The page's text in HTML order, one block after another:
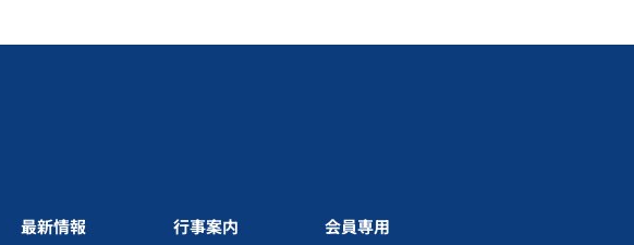
最新情報 行事案内 会員専用